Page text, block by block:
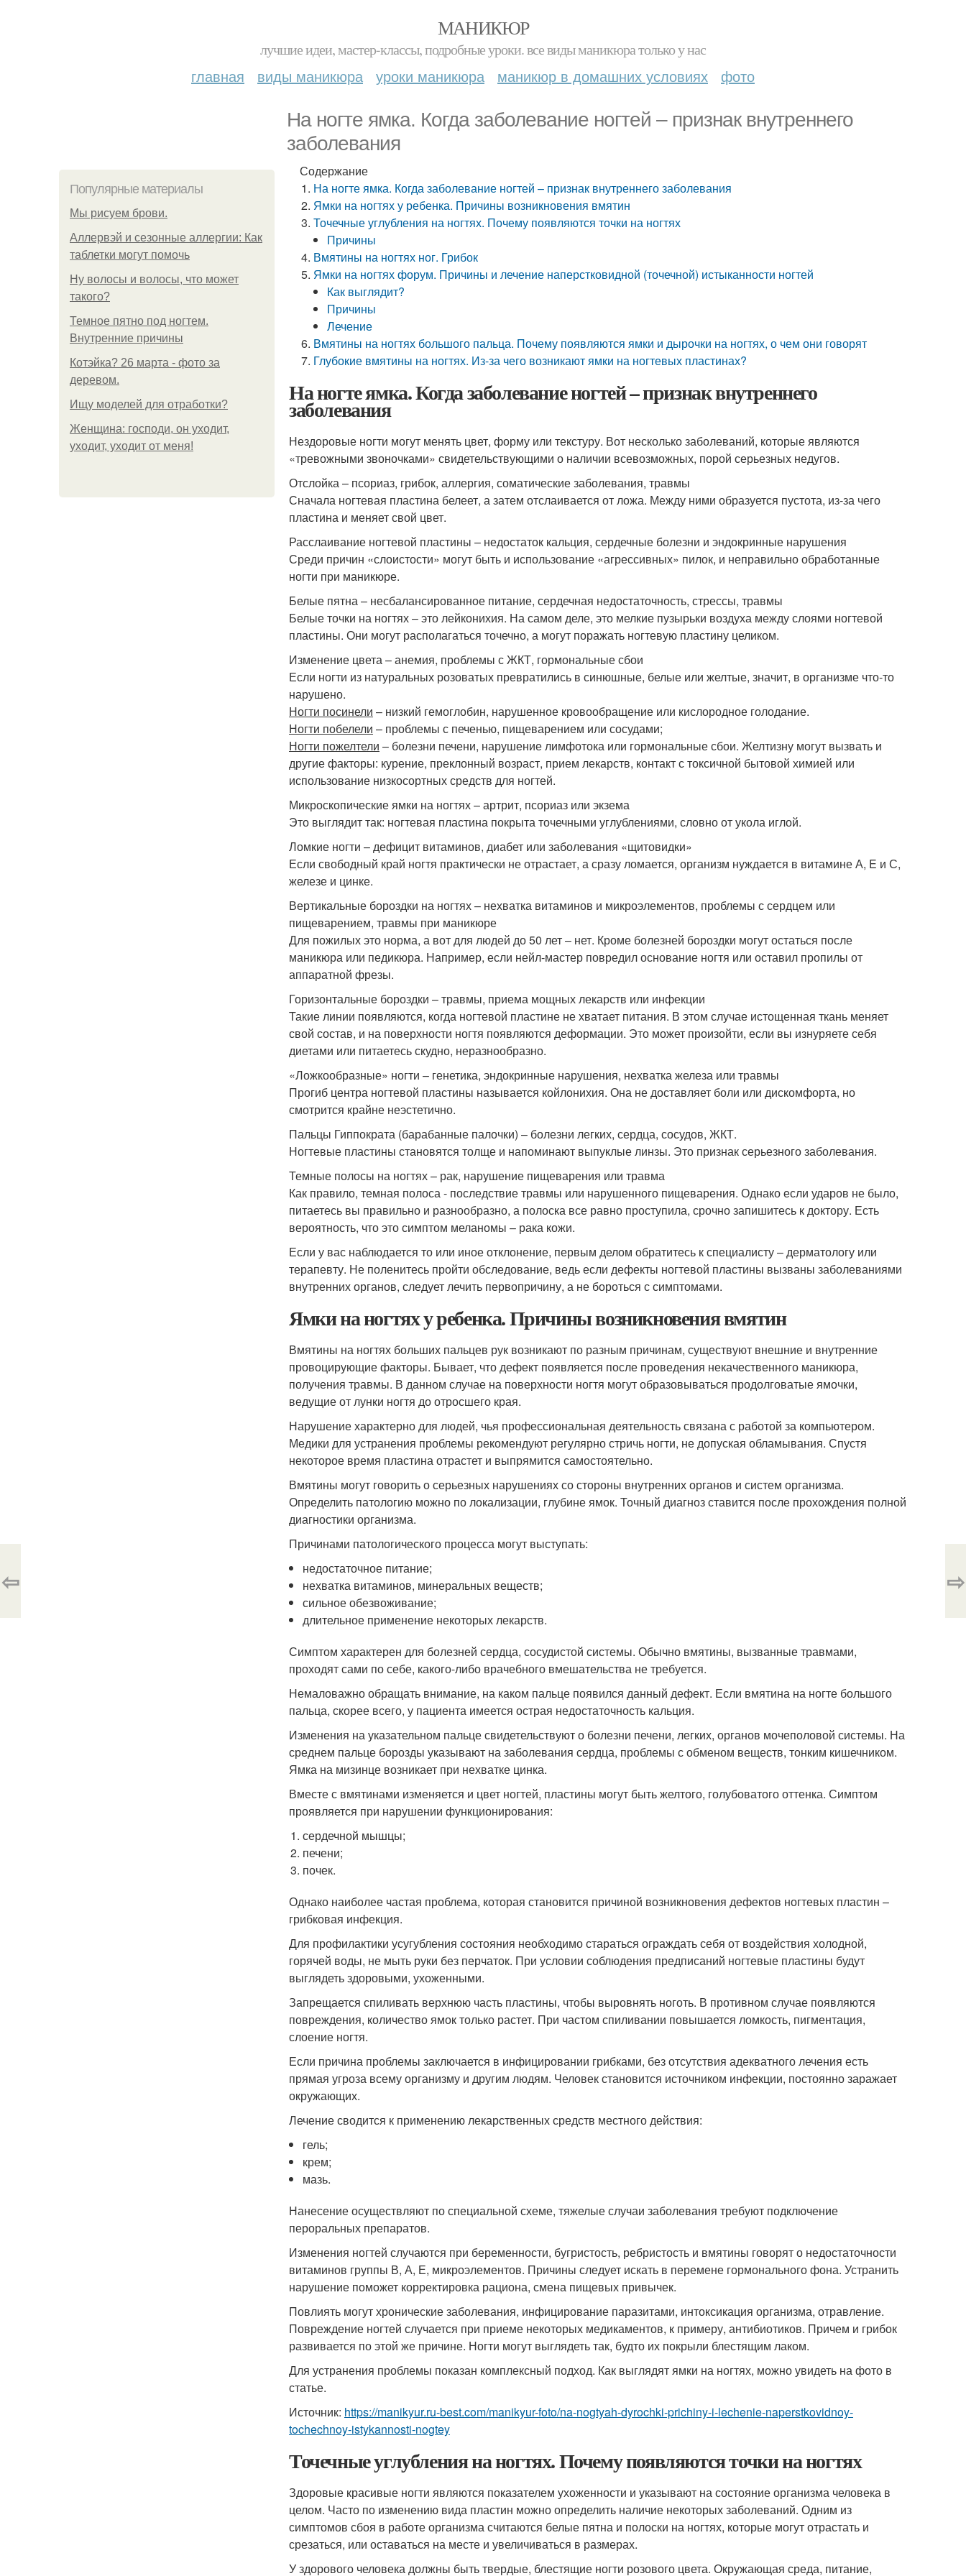
МАНИКЮР
лучшие идеи, мастер-классы, подробные уроки. все виды маникюра только у нас
главная виды маникюра уроки маникюра маникюр в домашних условиях фото
На ногте ямка. Когда заболевание ногтей – признак внутреннего
заболевания
Популярные материалы
Мы рисуем брови.
Аллервэй и сезонные аллергии: Как
таблетки могут помочь
Ну волосы и волосы, что может
такого?
Темное пятно под ногтем.
Внутренние причины
Котэйка? 26 марта - фото за
деревом.
Ищу моделей для отработки?
Женщина: господи, он уходит,
уходит, уходит от меня!
Содержание
На ногте ямка. Когда заболевание ногтей – признак внутреннего заболевания
Ямки на ногтях у ребенка. Причины возникновения вмятин
Точечные углубления на ногтях. Почему появляются точки на ногтях
Причины
Вмятины на ногтях ног. Грибок
Ямки на ногтях форум. Причины и лечение наперстковидной (точечной) истыканности ногтей
Как выглядит?
Причины
Лечение
Вмятины на ногтях большого пальца. Почему появляются ямки и дырочки на ногтях, о чем они говорят
Глубокие вмятины на ногтях. Из-за чего возникают ямки на ногтевых пластинах?
На ногте ямка. Когда заболевание ногтей – признак внутреннего
заболевания
Нездоровые ногти могут менять цвет, форму или текстуру. Вот несколько заболеваний, которые являются
«тревожными звоночками» свидетельствующими о наличии всевозможных, порой серьезных недугов.
Отслойка – псориаз, грибок, аллергия, соматические заболевания, травмы
Сначала ногтевая пластина белеет, а затем отслаивается от ложа. Между ними образуется пустота, из-за чего
пластина и меняет свой цвет.
Расслаивание ногтевой пластины – недостаток кальция, сердечные болезни и эндокринные нарушения
Среди причин «слоистости» могут быть и использование «агрессивных» пилок, и неправильно обработанные
ногти при маникюре.
Белые пятна – несбалансированное питание, сердечная недостаточность, стрессы, травмы
Белые точки на ногтях – это лейконихия. На самом деле, это мелкие пузырьки воздуха между слоями ногтевой
пластины. Они могут располагаться точечно, а могут поражать ногтевую пластину целиком.
Изменение цвета – анемия, проблемы с ЖКТ, гормональные сбои
Если ногти из натуральных розоватых превратились в синюшные, белые или желтые, значит, в организме что-то
нарушено.
Ногти посинели – низкий гемоглобин, нарушенное кровообращение или кислородное голодание.
Ногти побелели – проблемы с печенью, пищеварением или сосудами;
Ногти пожелтели – болезни печени, нарушение лимфотока или гормональные сбои. Желтизну могут вызвать и
другие факторы: курение, преклонный возраст, прием лекарств, контакт с токсичной бытовой химией или
использование низкосортных средств для ногтей.
Микроскопические ямки на ногтях – артрит, псориаз или экзема
Это выглядит так: ногтевая пластина покрыта точечными углублениями, словно от укола иглой.
Ломкие ногти – дефицит витаминов, диабет или заболевания «щитовидки»
Если свободный край ногтя практически не отрастает, а сразу ломается, организм нуждается в витамине А, E и С,
железе и цинке.
Вертикальные бороздки на ногтях – нехватка витаминов и микроэлементов, проблемы с сердцем или
пищеварением, травмы при маникюре
Для пожилых это норма, а вот для людей до 50 лет – нет. Кроме болезней бороздки могут остаться после
маникюра или педикюра. Например, если нейл-мастер повредил основание ногтя или оставил пропилы от
аппаратной фрезы.
Горизонтальные бороздки – травмы, приема мощных лекарств или инфекции
Такие линии появляются, когда ногтевой пластине не хватает питания. В этом случае истощенная ткань меняет
свой состав, и на поверхности ногтя появляются деформации. Это может произойти, если вы изнуряете себя
диетами или питаетесь скудно, неразнообразно.
«Ложкообразные» ногти – генетика, эндокринные нарушения, нехватка железа или травмы
Прогиб центра ногтевой пластины называется койлонихия. Она не доставляет боли или дискомфорта, но
смотрится крайне неэстетично.
Пальцы Гиппократа (барабанные палочки) – болезни легких, сердца, сосудов, ЖКТ.
Ногтевые пластины становятся толще и напоминают выпуклые линзы. Это признак серьезного заболевания.
Темные полосы на ногтях – рак, нарушение пищеварения или травма
Как правило, темная полоса - последствие травмы или нарушенного пищеварения. Однако если ударов не было,
питаетесь вы правильно и разнообразно, а полоска все равно проступила, срочно запишитесь к доктору. Есть
вероятность, что это симптом меланомы – рака кожи.
Если у вас наблюдается то или иное отклонение, первым делом обратитесь к специалисту – дерматологу или
терапевту. Не поленитесь пройти обследование, ведь если дефекты ногтевой пластины вызваны заболеваниями
внутренних органов, следует лечить первопричину, а не бороться с симптомами.
Ямки на ногтях у ребенка. Причины возникновения вмятин
Вмятины на ногтях больших пальцев рук возникают по разным причинам, существуют внешние и внутренние
провоцирующие факторы. Бывает, что дефект появляется после проведения некачественного маникюра,
получения травмы. В данном случае на поверхности ногтя могут образовываться продолговатые ямочки,
ведущие от лунки ногтя до отросшего края.
Нарушение характерно для людей, чья профессиональная деятельность связана с работой за компьютером.
Медики для устранения проблемы рекомендуют регулярно стричь ногти, не допуская обламывания. Спустя
некоторое время пластина отрастет и выпрямится самостоятельно.
Вмятины могут говорить о серьезных нарушениях со стороны внутренних органов и систем организма.
Определить патологию можно по локализации, глубине ямок. Точный диагноз ставится после прохождения полной
диагностики организма.
Причинами патологического процесса могут выступать:
недостаточное питание;
нехватка витаминов, минеральных веществ;
сильное обезвоживание;
длительное применение некоторых лекарств.
Симптом характерен для болезней сердца, сосудистой системы. Обычно вмятины, вызванные травмами,
проходят сами по себе, какого-либо врачебного вмешательства не требуется.
Немаловажно обращать внимание, на каком пальце появился данный дефект. Если вмятина на ногте большого
пальца, скорее всего, у пациента имеется острая недостаточность кальция.
Изменения на указательном пальце свидетельствуют о болезни печени, легких, органов мочеполовой системы. На
среднем пальце борозды указывают на заболевания сердца, проблемы с обменом веществ, тонким кишечником.
Ямка на мизинце возникает при нехватке цинка.
Вместе с вмятинами изменяется и цвет ногтей, пластины могут быть желтого, голубоватого оттенка. Симптом
проявляется при нарушении функционирования:
сердечной мышцы;
печени;
почек.
Однако наиболее частая проблема, которая становится причиной возникновения дефектов ногтевых пластин –
грибковая инфекция.
Для профилактики усугубления состояния необходимо стараться ограждать себя от воздействия холодной,
горячей воды, не мыть руки без перчаток. При условии соблюдения предписаний ногтевые пластины будут
выглядеть здоровыми, ухоженными.
Запрещается спиливать верхнюю часть пластины, чтобы выровнять ноготь. В противном случае появляются
повреждения, количество ямок только растет. При частом спиливании повышается ломкость, пигментация,
слоение ногтя.
Если причина проблемы заключается в инфицировании грибками, без отсутствия адекватного лечения есть
прямая угроза всему организму и другим людям. Человек становится источником инфекции, постоянно заражает
окружающих.
Лечение сводится к применению лекарственных средств местного действия:
гель;
крем;
мазь.
Нанесение осуществляют по специальной схеме, тяжелые случаи заболевания требуют подключение
пероральных препаратов.
Изменения ногтей случаются при беременности, бугристость, ребристость и вмятины говорят о недостаточности
витаминов группы В, А, Е, микроэлементов. Причины следует искать в перемене гормонального фона. Устранить
нарушение поможет корректировка рациона, смена пищевых привычек.
Повлиять могут хронические заболевания, инфицирование паразитами, интоксикация организма, отравление.
Повреждение ногтей случается при приеме некоторых медикаментов, к примеру, антибиотиков. Причем и грибок
развивается по этой же причине. Ногти могут выглядеть так, будто их покрыли блестящим лаком.
Для устранения проблемы показан комплексный подход. Как выглядят ямки на ногтях, можно увидеть на фото в
статье.
Источник: https://manikyur.ru-best.com/manikyur-foto/na-nogtyah-dyrochki-prichiny-i-lechenie-naperstkovidnoy-
tochechnoy-istykannosti-nogtey
Точечные углубления на ногтях. Почему появляются точки на ногтях
Здоровые красивые ногти являются показателем ухоженности и указывают на состояние организма человека в
целом. Часто по изменению вида пластин можно определить наличие некоторых заболеваний. Одним из
симптомов сбоя в работе организма считаются белые пятна и полоски на ногтях, которые могут отрастать и
срезаться, или оставаться на месте и увеличиваться в размерах.
У здорового человека должны быть твердые, блестящие ногти розового цвета. Окружающая среда, питание,
⇦ ⇨